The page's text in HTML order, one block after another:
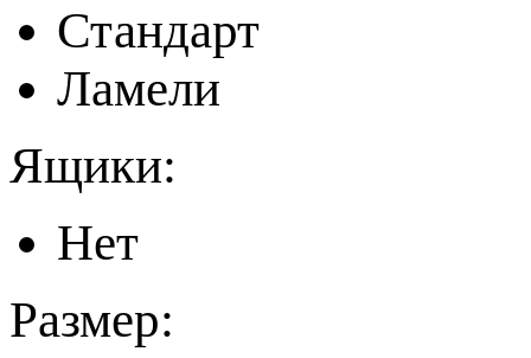
Стандарт
Ламели
Ящики:
Нет
Размер: